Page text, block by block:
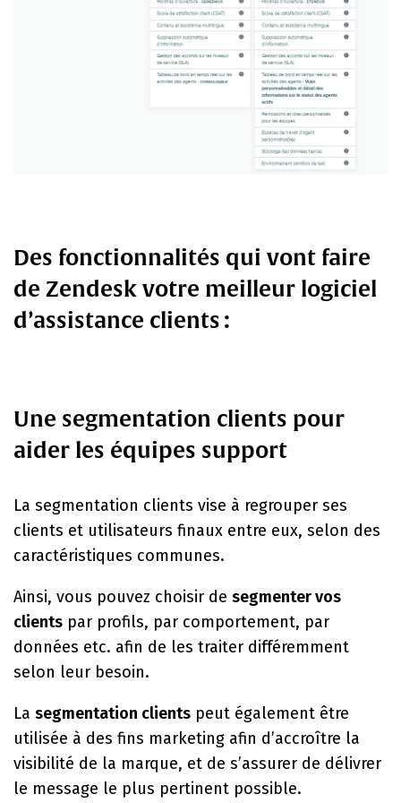
Des fonctionnalités qui vont faire
de Zendesk votre meilleur logiciel
d’assistance clients :
Une segmentation clients pour
aider les équipes support
La segmentation clients vise à regrouper ses
clients et utilisateurs finaux entre eux, selon des
caractéristiques communes.
Ainsi, vous pouvez choisir de segmenter vos
clients par profils, par comportement, par
données etc. afin de les traiter différemment
selon leur besoin.
La segmentation clients peut également être
utilisée à des fins marketing afin d’accroître la
visibilité de la marque, et de s’assurer de délivrer
le message le plus pertinent possible.